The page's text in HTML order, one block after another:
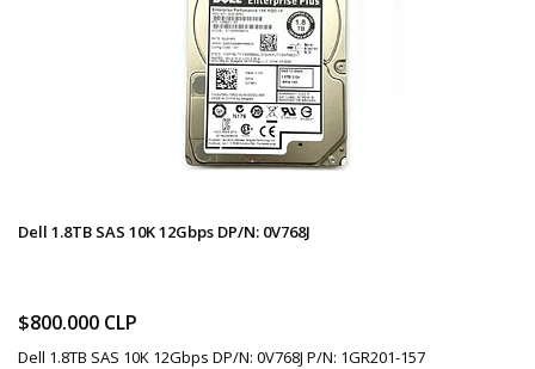
Dell 1.8TB SAS 10K 12Gbps DP/N: 0V768J
$800.000 CLP
Dell 1.8TB SAS 10K 12Gbps DP/N: 0V768J P/N: 1GR201-157